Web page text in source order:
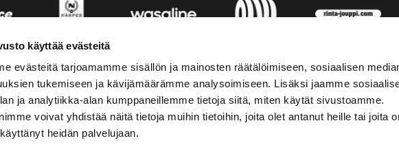
käyttää evästeitä
evästeitä tarjoamamme sisällön ja mainosten räätälöimiseen, sosiaalisen
tukemiseen ja kävijämäärämme analysoimiseen. Lisäksi jaamme
ja analytiikka-alan kumppaneillemme tietoja siitä, miten käytät sivustoamme.
voivat yhdistää näitä tietoja muihin tietoihin, joita olet antanut heille tai joita
heidän palvelujaan.